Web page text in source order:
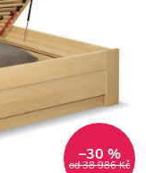
od 38 986 Kč
–30 %